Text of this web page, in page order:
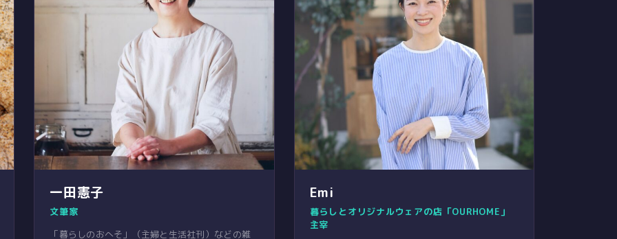
一田憲子
文筆家
「暮らしのおへそ」（主婦と生活社刊）などの雑
Emi
暮らしとオリジナルウェアの店「OURHOME」
主宰